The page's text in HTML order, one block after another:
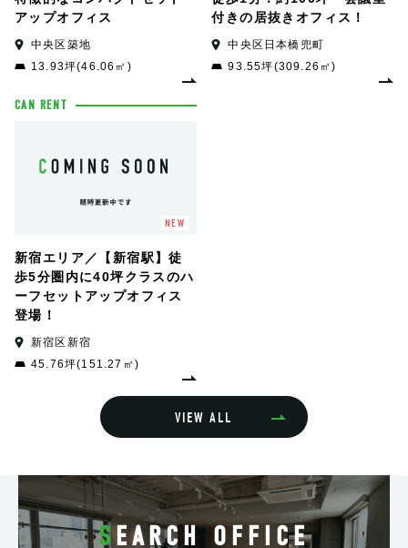
アップオフィス
中央区築地
13.93坪(46.06㎡)
付きの居抜きオフィス！
中央区日本橋兜町
93.55坪(309.26㎡)
CAN RENT
NEW
新宿エリア／【新宿駅】徒
歩5分圏内に40坪クラスのハ
ーフセットアップオフィス
登場！
新宿区新宿
45.76坪(151.27㎡)
VIEW ALL
SEARCH OFFICE